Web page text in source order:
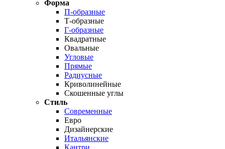
Форма
П-образные
Т-образные
Г-образные
Квадратные
Овальные
Угловые
Прямые
Радиусные
Криволинейные
Скошенные углы
Стиль
Современные
Евро
Дизайнерские
Итальянские
Кантри